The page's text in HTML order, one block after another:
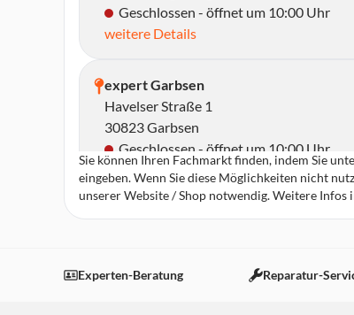
Geschlossen - öffnet um 10:00 Uhr
weitere Details
expert Garbsen
Havelser Straße 1
30823 Garbsen
Geschlossen - öffnet um 10:00 Uhr
weitere Details
expert Laatzen
Geschlossen - öffnet um 10:00 Uhr
Sie können Ihren Fachmarkt finden, indem Sie
eingeben. Wenn Sie diese Möglichkeiten nicht
unserer Website / Shop notwendig. Weitere Infos
Experten-Beratung Reparatur-